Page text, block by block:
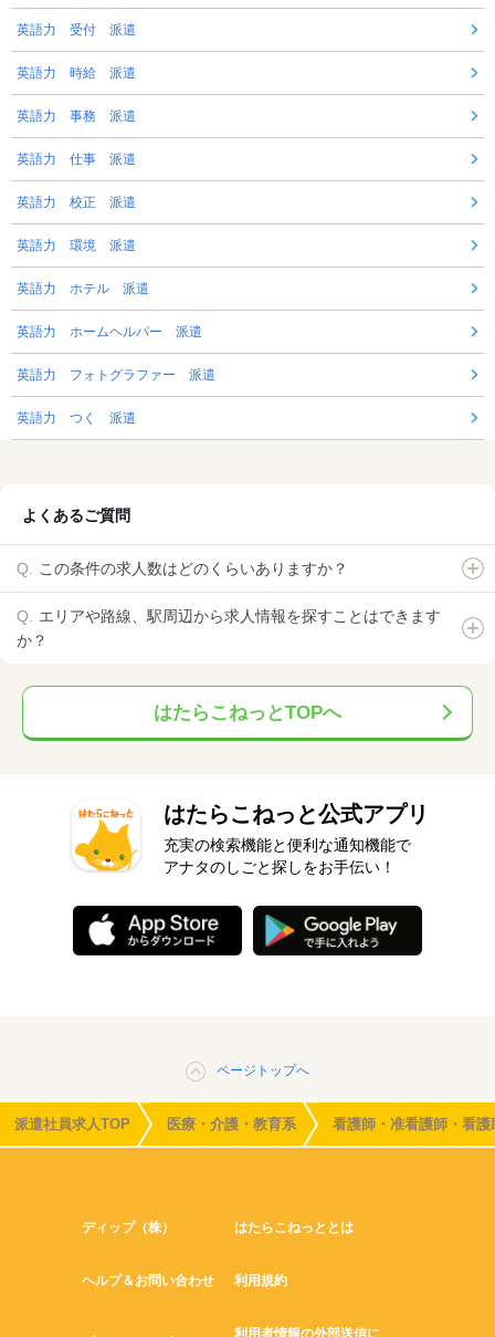
英語力 受付 派遣
英語力 時給 派遣
英語力 事務 派遣
英語力 仕事 派遣
英語力 校正 派遣
英語力 環境 派遣
英語力 ホテル 派遣
英語力 ホームヘルパー 派遣
英語力 フォトグラファー 派遣
英語力 つく 派遣
よくあるご質問
この条件の求人数はどのくらいありますか？
エリアや路線、駅周辺から求人情報を探すことはできます
か？
はたらこねっとTOPへ
はたらこねっと公式アプリ
充実の検索機能と便利な通知機能で
アナタのしごと探しをお手伝い！
ページトップへ
派遣社員求人TOP 医療・介護・教育系 看護師・准看護師・看護
ディップ（株） はたらこねっととは
ヘルプ＆お問い合わせ 利用規約